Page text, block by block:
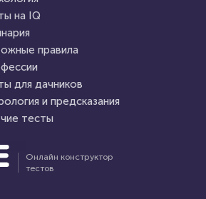
78603
Онлайн конструктор
тестов
на IQ
правила
для дачников
и предсказания
тесты